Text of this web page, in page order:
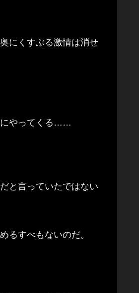
にくすぶる激情は消せ
にやってくる……
と言っていたではない
るすべもないのだ。